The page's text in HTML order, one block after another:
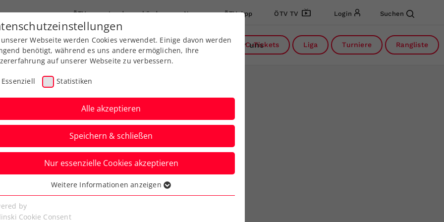
ÖTV Landesverbände News ÖTV App ÖTV TV Login Suchen
Leistungssport Ausbildung Services Über uns
DC-Tickets Liga Turniere Rangliste
Conference 2025:
Ticket sichern!
Webseite werden Cookies verwendet. Einige davon werden
benötigt, während es uns andere ermöglichen, Ihre
auf unserer Webseite zu verbessern.
Essenziell Statistiken
Alle akzeptieren
Speichern & schließen
Nur essenzielle Cookies akzeptieren
Cookies werden für grundlegende Funktionen der
benötigt. Dadurch ist gewährleistet, dass die Webseite
Weitere Informationen anzeigen
by
Cookie Consent